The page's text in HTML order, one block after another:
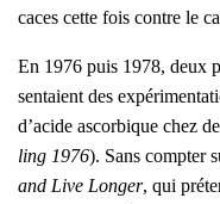
caces cette fois contre le
En 1976 puis 1978, deux
sen­taient des
d’acide ascor­bique chez
ling 1976). Sans comp­ter
and Live Lon­ger, qui